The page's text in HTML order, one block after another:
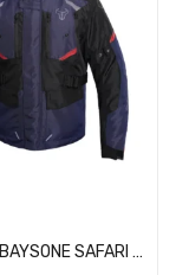
JACKET BAYSONE SAFARI 2.0 NOIR/ROUGE/BLEU